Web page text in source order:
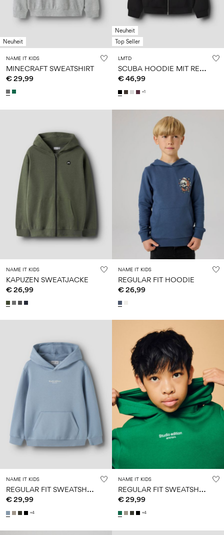
Neuheit
NAME IT KIDS
MINECRAFT SWEATSHIRT
€ 29,99
Neuheit
Top Seller
LMTD
S
CUBA HOODIE MIT REISSVERSCHLUSS
€ 46,99
+1
NAME IT KIDS
KAPUZEN SWEATJACKE
€ 26,99
NAME IT KIDS
REGULAR FIT HOODIE
€ 26,99
NAME IT KIDS
R
EGULAR FIT SWEATSHIRT
€ 29,99
+4
NAME IT KIDS
R
EGULAR FIT SWEATSHIRT
€ 29,99
+4